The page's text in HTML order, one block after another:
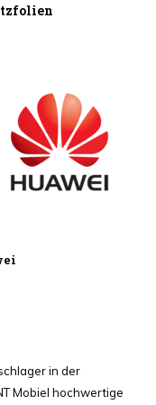
in der
Mobiel hochwertige